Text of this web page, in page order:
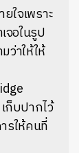
ใจเพราะ
จอในรูป
ว่าให้ให้
ก็บปากไว้
รให้คนที่